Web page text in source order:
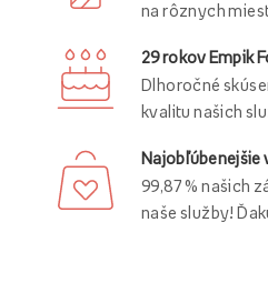
na rôznych
29 rokov Empik
Dlhoročné
kvalitu našich
Najobľúbenejšie
99,87 % našich
naše služby!